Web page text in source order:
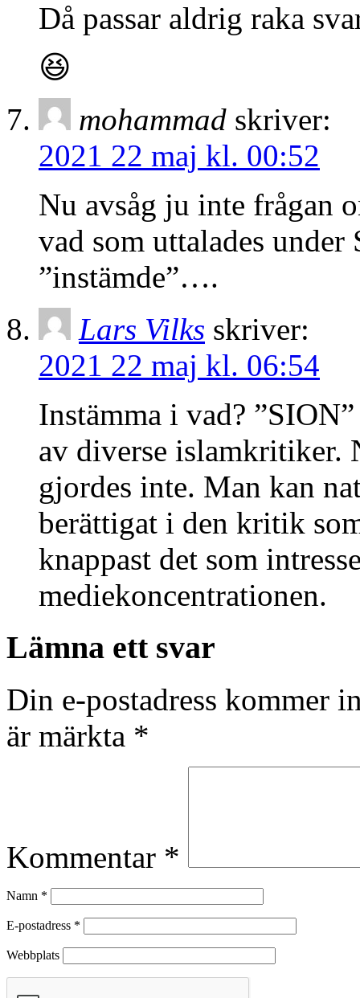
Då passar aldrig raka
😆
mohammad skriver:
2021 22 maj kl. 00:52
Nu avsåg ju inte frågan
vad som uttalades
”instämde”….
Lars Vilks skriver:
2021 22 maj kl. 06:54
Instämma i vad?
av diverse islamkritiker.
gjordes inte. Man kan
berättigat i den kritik
knappast det som
mediekoncentrationen.
Lämna ett svar
Din e-postadress kommer
är märkta *
Kommentar *
Namn *
E-postadress *
Webbplats